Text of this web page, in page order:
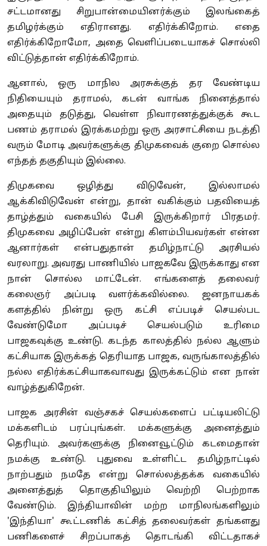
சட்டமானது சிறுபான்மையினர்க்கும் இலங்கைத்
தமிழர்க்கும் எதிரானது. எதிர்க்கிறோம். எதை
எதிர்க்கிறோமோ, அதை வெளிப்படையாகச் சொல்லி
விட்டுத்தான் எதிர்க்கிறோம்.
ஆனால், ஒரு மாநில அரசுக்குத் தர வேண்டிய
நிதியையும் தராமல், கடன் வாங்க நினைத்தால்
அதையும் தடுத்து, வெள்ள நிவாரணத்துக்குக் கூட
பணம் தராமல் இரக்கமற்று ஒரு அரசாட்சியை நடத்தி
வரும் மோடி அவர்களுக்கு திமுகவைக் குறை சொல்ல
எந்தத் தகுதியும் இல்லை.
திமுகவை ஒழித்து விடுவேன், இல்லாமல்
ஆக்கிவிடுவேன் என்று, தான் வகிக்கும் பதவியைத்
தாழ்த்தும் வகையில் பேசி இருக்கிறார் பிரதமர்.
திமுகவை அழிப்பேன் என்று கிளம்பியவர்கள் என்ன
ஆனார்கள் என்பதுதான் தமிழ்நாட்டு அரசியல்
வரலாறு. அவரது பாணியில் பாஜகவே இருக்காது என
நான் சொல்ல மாட்டேன். எங்களைத் தலைவர்
கலைஞர் அப்படி வளர்க்கவில்லை. ஜனநாயகக்
களத்தில் நின்று ஒரு கட்சி எப்படிச் செயல்பட
வேண்டுமோ அப்படிச் செயல்படும் உரிமை
பாஜகவுக்கு உண்டு. கடந்த காலத்தில் நல்ல ஆளும்
கட்சியாக இருக்கத் தெரியாத பாஜக, வருங்காலத்தில்
நல்ல எதிர்க்கட்சியாகவாவது இருக்கட்டும் என நான்
வாழ்த்துகிறேன்.
பாஜக அரசின் வஞ்சகச் செயல்களைப் பட்டியலிட்டு
மக்களிடம் பரப்புங்கள். மக்களுக்கு அனைத்தும்
தெரியும். அவர்களுக்கு நினைவூட்டும் கடமைதான்
நமக்கு உண்டு. புதுவை உள்ளிட்ட தமிழ்நாட்டில்
நாற்பதும் நமதே என்று சொல்லத்தக்க வகையில்
அனைத்துத் தொகுதியிலும் வெற்றி பெற்றாக
வேண்டும். இந்தியாவின் மற்ற மாநிலங்களிலும்
'இந்தியா' கூட்டணிக் கட்சித் தலைவர்கள் தங்களது
பணிகளைச் சிறப்பாகத் தொடங்கி விட்டதாகச்